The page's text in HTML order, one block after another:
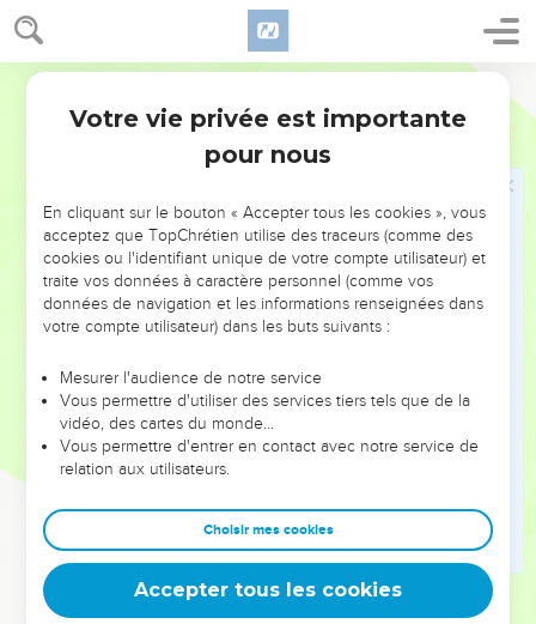
Zacharie 4
force, mais c'est par mon Esprit, dit l'Eternel, le maître de
l’univers.
Qui es-tu, grande montagne, devant Zorobabel ? Une
acclamations : ‘Grâce, grâce pour elle !’ »
La parole de l'Eternel m’a été adressée :
« Les mains de Zorobabel ont posé les fondations de ce
temple, et ses mains le termineront. Tu sauras alors que
l'Eternel, le maître de l’univers, m'a envoyé vers vous.
En effet, ceux qui méprisaient le jour des petits
commencements se réjouiront en voyant la pierre d’étain
l'Eternel, qui parcourent toute la terre. »
J’ai pris la parole et lui ai dit : « Que signifient les deux
oliviers à droite et à gauche du chandelier ? »
12
d'olivier qui sont près des deux conduits d'or d'où découle
l'or ? »
Il m’a répondu : « Ne sais-tu pas ce qu'ils signifient ? » J’ai
dit : « Non, mon seigneur. »
Votre vie privée est importante
pour nous
En cliquant sur le bouton « Accepter tous les cookies », vous
acceptez que TopChrétien utilise des traceurs (comme des
cookies ou l'identifiant unique de votre compte utilisateur) et
traite vos données à caractère personnel (comme vos
données de navigation et les informations renseignées dans
votre compte utilisateur) dans les buts suivants :
Mesurer l'audience de notre service
Vous permettre d'utiliser des services tiers tels que de la
vidéo, des cartes du monde…
Vous permettre d'entrer en contact avec notre service de
relation aux utilisateurs.
Choisir mes cookies
Accepter tous les cookies